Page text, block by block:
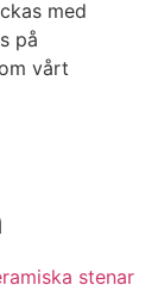
med
på
vårt